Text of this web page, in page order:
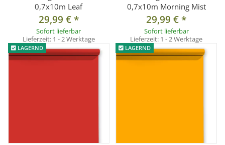
0,7x10m Leaf
29,99 €*
Sofort lieferbar
Lieferzeit: 1 - 2 Werktage
0,7x10m Morning Mist
29,99 €*
Sofort lieferbar
Lieferzeit: 1 - 2 Werktage
LAGERND LAGERND